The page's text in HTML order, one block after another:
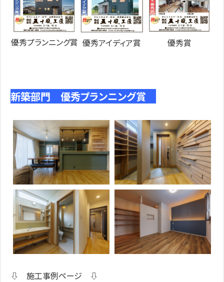
優秀プランニング賞 優秀アイディア賞 優秀賞
新築部門 優秀プランニング賞
⇩ 施工事例ページ ⇩